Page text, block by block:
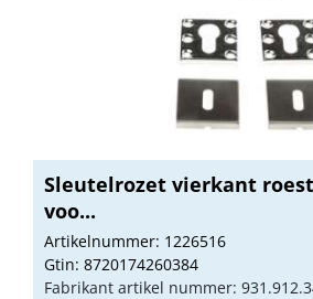
Sleutelrozet vierkant
voo...
Artikelnummer: 1226516
Gtin: 8720174260384
Fabrikant artikel nummer: